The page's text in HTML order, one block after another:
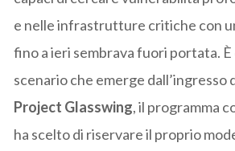
e nelle infrastrutture critiche con
fino a ieri sembrava fuori portata.
scenario che emerge dall’ingresso
Project Glasswing, il programma
ha scelto di riservare il proprio